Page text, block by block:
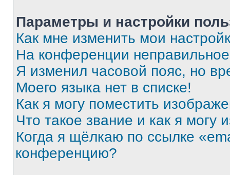
Параметры и настройки
Как мне изменить мои
На конференции
Я изменил часовой пояс, но
Моего языка нет в списке!
Как я могу поместить
Что такое звание и как я могу
Когда я щёлкаю по ссылке
конференцию?